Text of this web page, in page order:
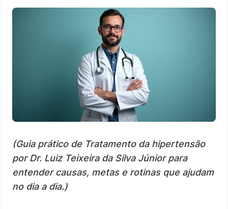
(Guia prático de Tratamento da hipertensão
por Dr. Luiz Teixeira da Silva Júnior para
entender causas, metas e rotinas que ajudam
no dia a dia.)